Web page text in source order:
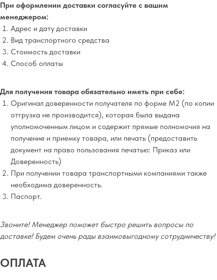
При оформлении доставки согласуйте с вашим
менеджером:
Адрес и дату доставки
Вид транспортного средства
Стоимость доставки
Способ оплаты
Для получения товара обязательно иметь при себе:
Оригинал доверенности получателя по форме М2 (по копии
отгрузка не производится), которая была выдана
уполномоченным лицом и содержит прямые полномочия на
получение и приемку товара, или печать (предоставить
документ на право пользования печатью: Приказ или
Доверенность)
При получении товара транспортными компаниями также
необходима доверенность.
Паспорт.
Звоните! Менеджер поможет быстро решить вопросы по
доставке! Будем очень рады взаимовыгодному сотрудничеству!
ОПЛАТА